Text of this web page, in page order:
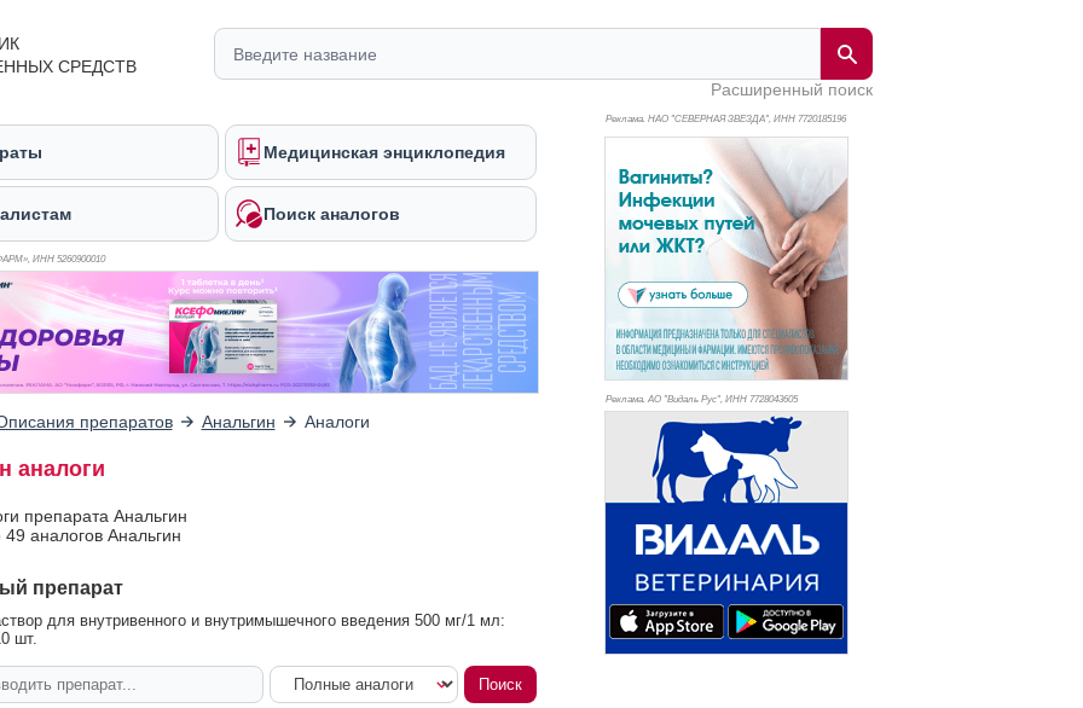
СРЕДСТВ
Расширенный поиск
Медицинская энциклопедия
Поиск аналогов
ИНН 5260900010
препаратов Анальгин Аналоги
аналоги
препарата Анальгин
аналогов Анальгин
препарат
для внутривенного и внутримышечного введения 500 мг/1 мл:
шт.
Реклама. НАО "СЕВЕРНАЯ ЗВЕЗДА", ИНН 7720185196
Реклама. АО "Видаль Рус", ИНН 7728043605